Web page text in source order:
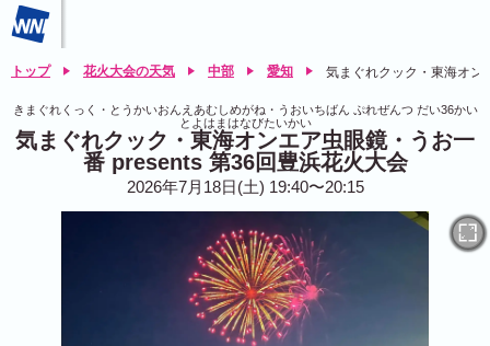
トップ 花火大会の天気 中部 愛知 気まぐれクック・東海オン
きまぐれくっく・とうかいおんえあむしめがね・うおいちばん ぷれぜんつ だい36かい
とよはまはなびたいかい
気まぐれクック・東海オンエア虫眼鏡・うお一
番 presents 第36回豊浜花火大会
2026年7月18日(土) 19:40〜20:15